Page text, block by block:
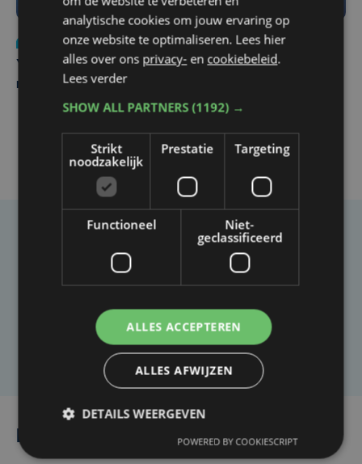
Nieuws
do 6 augustus | 21:30
Yaro (19), slachtoffer van vechtpartij, is na
maandenlange coma overleden
Taalfout opgemerkt?
Heb je een taal- of schrijffout opgemerkt in dit
Laat het ons weten
Lees ook
analytische cookies om jouw ervaring op
onze website te optimaliseren. Lees hier
alles over ons privacy- en cookiebeleid.
Lees verder
SHOW ALL PARTNERS(1192) →
Strikt
noodzakelijk
Prestatie Targeting
Functioneel
Niet-
geclassificeerd
ALLES ACCEPTEREN
ALLES AFWIJZEN
DETAILS WEERGEVEN
POWERED BY COOKIESCRIPT